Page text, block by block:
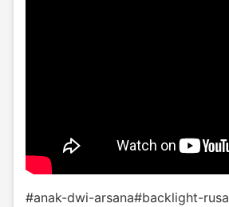
#anak-dwi-arsana#backlight-